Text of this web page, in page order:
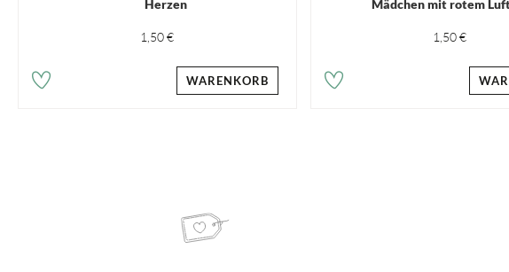
Herzen
1,50 €
WARENKORB
Mädchen mit rotem
1,50 €